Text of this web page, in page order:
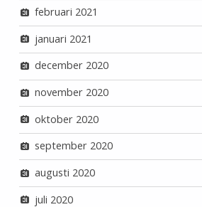
februari 2021
januari 2021
december 2020
november 2020
oktober 2020
september 2020
augusti 2020
juli 2020